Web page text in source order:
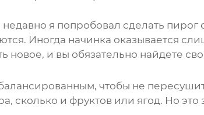
я попробовал сделать пирог
Иногда начинка оказывается
новое, и вы обязательно найдете
чтобы не
и фруктов или ягод. Но это